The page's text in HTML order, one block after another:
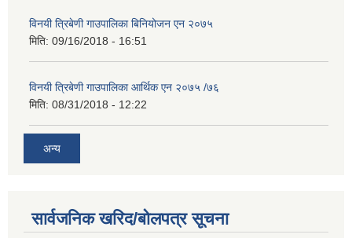
विनयी त्रिबेणी गाउपालिका बिनियोजन एन २०७५
मिति: 09/16/2018 - 16:51
विनयी त्रिबेणी गाउपालिका आर्थिक एन २०७५ /७६
मिति: 08/31/2018 - 12:22
अन्य
सार्वजनिक खरिद/बोलपत्र सूचना